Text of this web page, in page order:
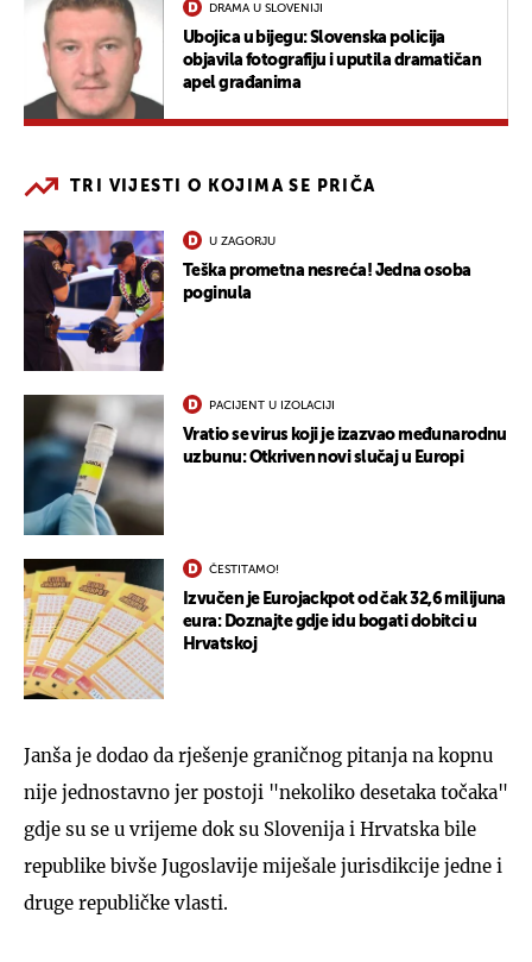
DRAMA U SLOVENIJI
Ubojica u bijegu: Slovenska policija
objavila fotografiju i uputila dramatičan
apel građanima
TRI VIJESTI O KOJIMA SE PRIČA
U ZAGORJU
Teška prometna nesreća! Jedna osoba
poginula
PACIJENT U IZOLACIJI
Vratio se virus koji je izazvao međunarodnu
uzbunu: Otkriven novi slučaj u Europi
ČESTITAMO!
Izvučen je Eurojackpot od čak 32,6 milijuna
eura: Doznajte gdje idu bogati dobitci u
Hrvatskoj
Janša je dodao da rješenje graničnog pitanja na kopnu
nije jednostavno jer postoji "nekoliko desetaka točaka"
gdje su se u vrijeme dok su Slovenija i Hrvatska bile
republike bivše Jugoslavije miješale jurisdikcije jedne i
druge republičke vlasti.